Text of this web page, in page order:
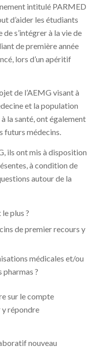
intitulé PARMED
d’aider les étudiants
s’intégrer à la vie de
de première année
lors d’un apéritif
de l’AEMG visant à
et la population
la santé, ont également
futurs médecins.
ils ont mis à disposition
à condition de
autour de la
plus ?
de premier recours y
médicales et/ou
?
sur le compte
répondre
nouveau